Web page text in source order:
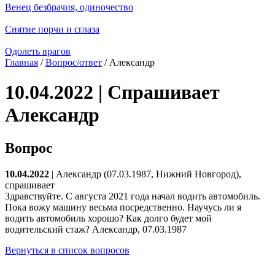
Венец безбрачия, одиночество
Снятие порчи и сглаза
Одолеть врагов
Главная /Вопрос/ответ / Александр
10.04.2022 | Спрашивает
Александр
Вопрос
10.04.2022 | Александр (07.03.1987, Нижний Новгород),
спрашивает
Здравствуйте. С августа 2021 года начал водить автомобиль.
Пока вожу машину весьма посредственно. Научусь ли я
водить автомобиль хорошо? Как долго будет мой
водительский стаж? Александр, 07.03.1987
Вернуться в список вопросов